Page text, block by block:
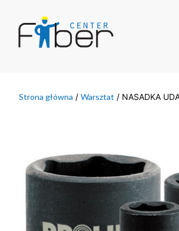
Strona główna / Warsztat / NASADKA